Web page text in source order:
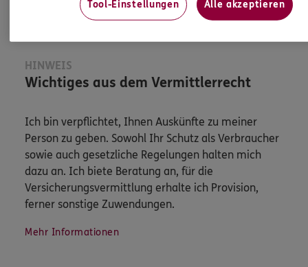
HINWEIS
Wichtiges aus dem Vermittlerrecht
Ich bin verpflichtet, Ihnen Auskünfte zu meiner
Person zu geben. Sowohl Ihr Schutz als Verbraucher
sowie auch gesetzliche Regelungen halten mich
dazu an. Ich biete Beratung an, für die
Versicherungsvermittlung erhalte ich Provision,
ferner sonstige Zuwendungen.
Mehr Informationen
Tool-Einstellungen Alle akzeptieren